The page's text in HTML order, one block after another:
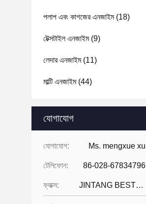
পলাপ এবং কাগজের এনজাইম(18)
টেক্সটাইল এনজাইম(9)
লেদার এনজাইম(11)
মাল্টি এনজাইম(44)
যোগাযোগ
যোগাযোগ: Ms. mengxue xu
টেলিফোন: 86-028-67834796
ফ্যাক্স: JINTANG BESTWAY TECHNOLOGY CO